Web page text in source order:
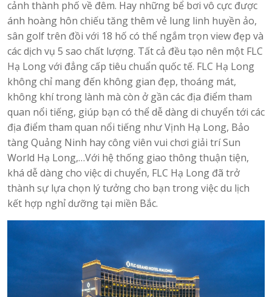
cảnh thành phố về đêm. Hay những bể bơi vô cực được
ánh hoàng hôn chiếu tăng thêm vẻ lung linh huyền ảo,
sân golf trên đồi với 18 hố có thể ngắm trọn view đẹp và
các dịch vụ 5 sao chất lượng. Tất cả đều tạo nên một FLC
Hạ Long với đẳng cấp tiêu chuẩn quốc tế. FLC Hạ Long
không chỉ mang đến không gian đẹp, thoáng mát,
không khí trong lành mà còn ở gần các địa điểm tham
quan nổi tiếng, giúp bạn có thể dễ dàng di chuyển tới các
địa điểm tham quan nổi tiếng như Vịnh Hạ Long, Bảo
tàng Quảng Ninh hay công viên vui chơi giải trí Sun
World Hạ Long,…Với hệ thống giao thông thuận tiện,
khá dễ dàng cho việc di chuyển, FLC Hạ Long đã trở
thành sự lựa chọn lý tưởng cho bạn trong việc du lịch
kết hợp nghỉ dưỡng tại miền Bắc.